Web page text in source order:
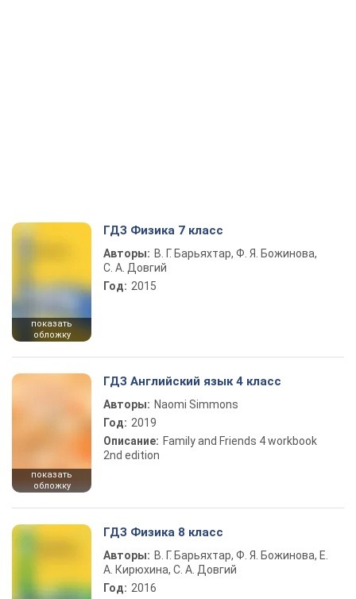
показать
обложку
ГДЗ Физика 7 класс
Авторы: В. Г. Барьяхтар, Ф. Я. Божинова,
С. А. Довгий
Год: 2015
показать
обложку
ГДЗ Английский язык 4 класс
Авторы: Naomi Simmons
Год: 2019
Описание: Family and Friends 4 workbook
2nd edition
ГДЗ Физика 8 класс
Авторы: В. Г. Барьяхтар, Ф. Я. Божинова, Е.
А. Кирюхина, С. А. Довгий
Год: 2016